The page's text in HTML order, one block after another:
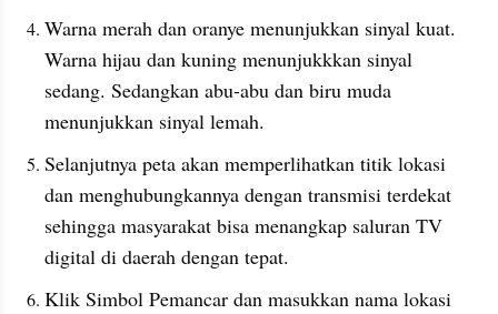
Warna merah dan oranye menunjukkan sinyal kuat.
Warna hijau dan kuning menunjukkkan sinyal
sedang. Sedangkan abu-abu dan biru muda
menunjukkan sinyal lemah.
Selanjutnya peta akan memperlihatkan titik lokasi
dan menghubungkannya dengan transmisi terdekat
sehingga masyarakat bisa menangkap saluran TV
digital di daerah dengan tepat.
Klik Simbol Pemancar dan masukkan nama lokasi